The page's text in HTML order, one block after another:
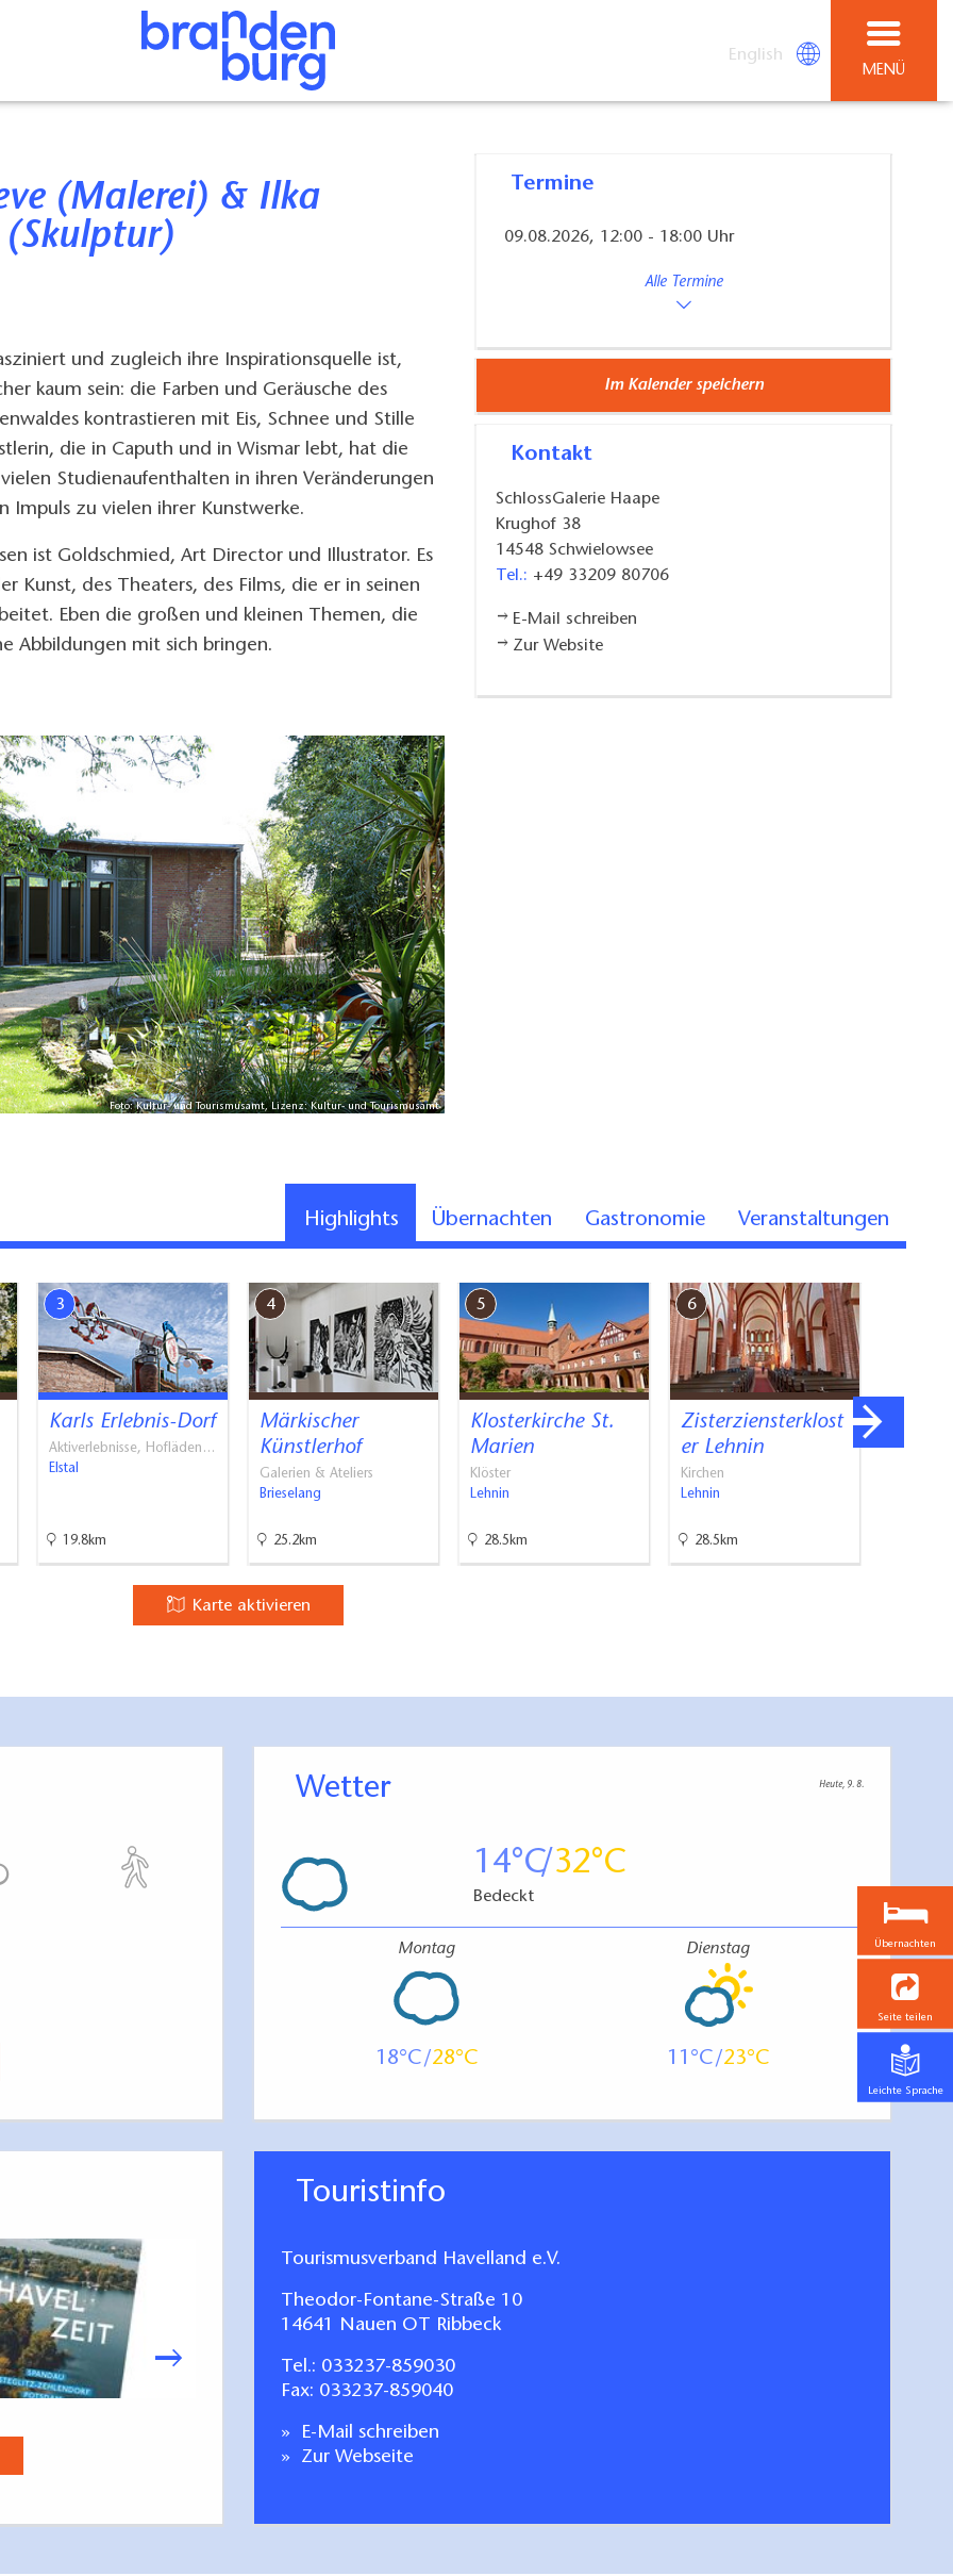
English
MENÜ
und zugleich ihre Inspirationsquelle ist,
kaum sein: die Farben und Geräusche des
kontrastieren mit Eis, Schnee und Stille
die in Caputh und in Wismar lebt, hat die
Studienaufenthalten in ihren Veränderungen
Impuls zu vielen ihrer Kunstwerke.
ist Goldschmied, Art Director und Illustrator. Es
Kunst, des Theaters, des Films, die er in seinen
Eben die großen und kleinen Themen, die
Abbildungen mit sich bringen.
Foto: Kultur- und Tourismusamt, Lizenz: Kultur- und Tourismusamt
Termine
09.08.2026, 12:00 - 18:00 Uhr
Alle Termine
Im Kalender speichern
Kontakt
SchlossGalerie Haape
Krughof 38
14548 Schwielowsee
Tel.: +49 33209 80706
E-Mail schreiben
Zur Website
Highlights Übernachten Gastronomie Veranstaltungen
3
Karls Erlebnis-Dorf
Aktiverlebnisse, Hofläden…
Elstal
19.8km
4
Märkischer
Künstlerhof
Galerien & Ateliers
Brieselang
25.2km
5
Klosterkirche St.
Marien
Klöster
Lehnin
28.5km
6
Zisterziensterklost
er Lehnin
Kirchen
Lehnin
28.5km
Groß
Karte aktivieren
Wetter Heute, 9. 8.
14 32
Bedeckt
Montag
18 28
Dienstag
11 23
Jetzt ansehen/bestellen
Touristinfo
Tourismusverband Havelland e.V.
Theodor-Fontane-Straße 10
14641 Nauen OT Ribbeck
Tel.: 033237-859030
Fax: 033237-859040
E-Mail schreiben
Zur Webseite
Übernachten
Seite teilen
Leichte Sprache